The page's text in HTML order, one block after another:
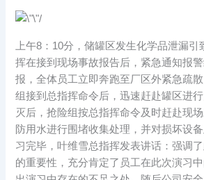
上午8：10分，储罐区发生化学品泄漏
挥在接到现场事故报告后，紧急通知报
报，全体员工立即奔跑至厂区外紧急疏
组接到总指挥命令后，迅速赶赴罐区进
灭后，抢险组按总指挥命令及时赶赴现
防用水进行围堵收集处理，并对损坏设
习完毕，叶维雪总指挥发表讲话：强调
的重要性，充分肯定了员工在此次演习